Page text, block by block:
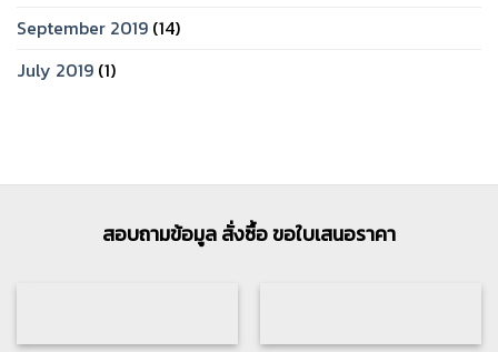
September 2019 (14)
July 2019 (1)
สอบถามข้อมูล สั่งซื้อ ขอใบเสนอราคา